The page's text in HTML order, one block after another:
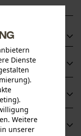
und trocknet sehr
sich angenehm auf
Dienste
Weitere
unserer